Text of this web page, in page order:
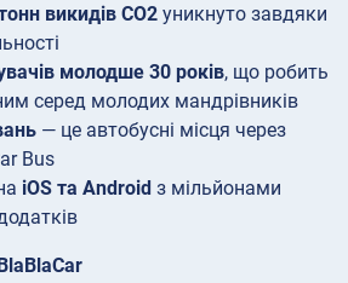
викидів CO2 уникнуто завдяки
молодше 30 років, що робить
серед молодих мандрівників
— це автобусні місця через
Bus
iOS та Android з мільйонами